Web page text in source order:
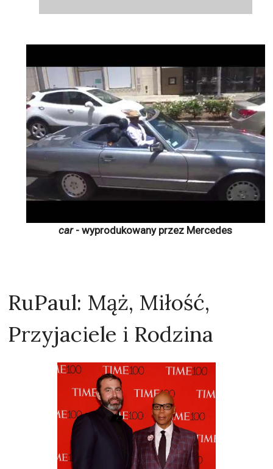
car- wyprodukowany przez Mercedes
RuPaul: Mąż, Miłość,
Przyjaciele i Rodzina